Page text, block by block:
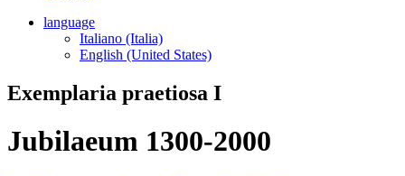
language
Italiano (Italia)
English (United States)
Exemplaria praetiosa I
Jubilaeum 1300-2000